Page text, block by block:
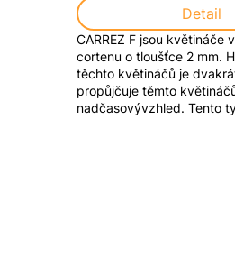
Detail
CARREZ F jsou květináče
cortenu o tloušťce 2 mm.
těchto květináčů je
propůjčuje těmto
nadčasovývzhled. Tento